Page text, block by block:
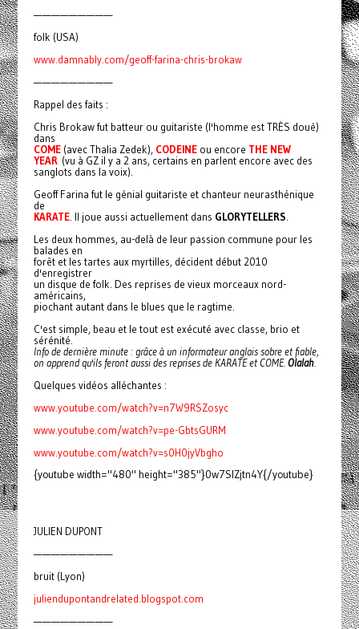
—————————
folk (USA)
www.damnably.com/geoff-farina-chris-brokaw
—————————
Rappel des faits :
Chris Brokaw fut batteur ou guitariste (l'homme est TRÈS doué)
dans
COME (avec Thalia Zedek), CODEINE ou encore THE NEW
YEAR (vu à GZ il y a 2 ans, certains en parlent encore avec des
sanglots dans la voix).
Geoff Farina fut le génial guitariste et chanteur neurasthénique
de
KARATE. Il joue aussi actuellement dans GLORYTELLERS
Les deux hommes, au-delà de leur passion commune pour les
balades en
forêt et les tartes aux myrtilles, décident début 2010
d'enregistrer
un disque de folk. Des reprises de vieux morceaux nord-
américains,
piochant autant dans le blues que le ragtime.
C'est simple, beau et le tout est exécuté avec classe, brio et
sérénité.
Info de dernière minute : grâce à un informateur anglais sobre et fiable,
on apprend qu'ils feront aussi des reprises de KARATE et COME. Olalah.
Quelques vidéos alléchantes :
www.youtube.com/watch?v=n7W9RSZosyc
www.youtube.com/watch?v=pe-GbtsGURM
www.youtube.com/watch?v=s0H0jyVbgho
{youtube width="480" height="385"}0w7SlZjtn4Y{/youtube}
JULIEN DUPONT
—————————
bruit (Lyon)
juliendupontandrelated.blogspot.com
—————————